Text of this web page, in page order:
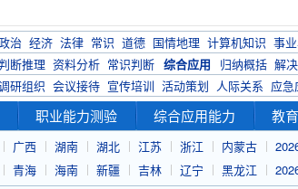
治 经济 法律 常识 道德 国情地理 计算机知识 事
断推理 资料分析 常识判断 综合应用 归纳概括 解
研组织 会议接待 宣传培训 活动策划 人际关系 应急
职业能力测验 综合应用能力 教
广西 湖南 湖北 江苏 浙江 内蒙古
青海 海南 新疆 吉林 辽宁 黑龙江